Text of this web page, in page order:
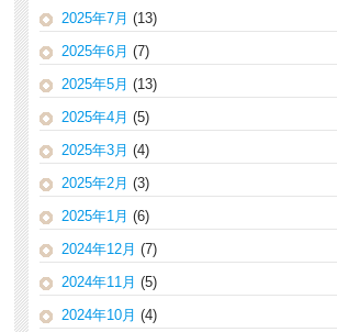
2025年7月 (13)
2025年6月 (7)
2025年5月 (13)
2025年4月 (5)
2025年3月 (4)
2025年2月 (3)
2025年1月 (6)
2024年12月 (7)
2024年11月 (5)
2024年10月 (4)